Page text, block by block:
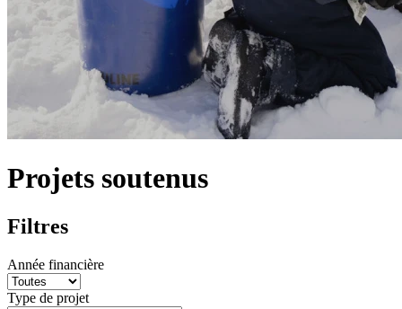
Projets soutenus
Filtres
Année financière
Type de projet